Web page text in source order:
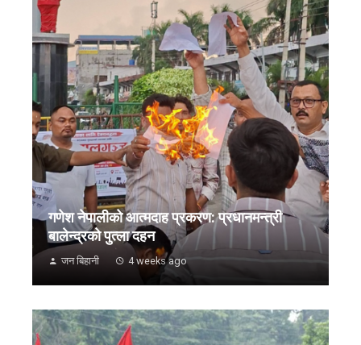
गणेश नेपालीको आत्मदाह प्रकरण: प्रधानमन्त्री
बालेन्द्रको पुत्ला दहन
जन बिहानी 4 weeks ago